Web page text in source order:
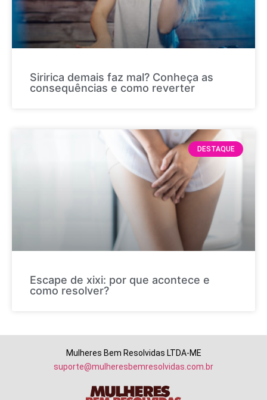
Siririca demais faz mal? Conheça as
consequências e como reverter
DESTAQUE
Escape de xixi: por que acontece e
como resolver?
Mulheres Bem Resolvidas LTDA-ME
suporte@mulheresbemresolvidas.com.br